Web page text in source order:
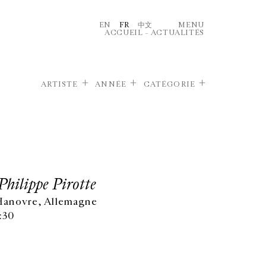
EN FR 中文
MENU
ACCUEIL – ACTUALITÉS
ARTISTE ANNÉE CATÉGORIE
Pirotte
Allemagne